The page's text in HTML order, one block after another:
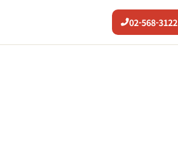
02-568-3122